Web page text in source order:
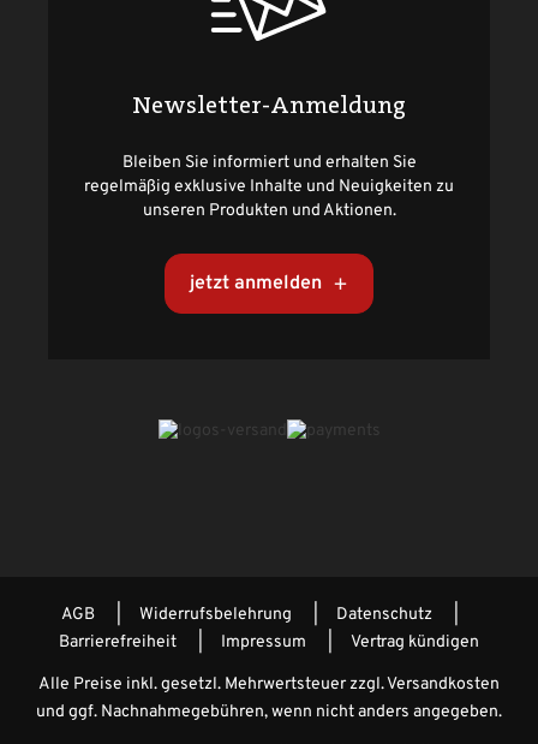
Newsletter-Anmeldung
Bleiben Sie informiert und erhalten Sie
regelmäßig exklusive Inhalte und Neuigkeiten zu
unseren Produkten und Aktionen.
jetzt anmelden
AGB Widerrufsbelehrung
Datenschutz
Barrierefreiheit
Impressum Vertrag kündigen
Alle Preise inkl. gesetzl. Mehrwertsteuer zzgl.Versandkosten
und ggf. Nachnahmegebühren, wenn nicht anders angegeben.